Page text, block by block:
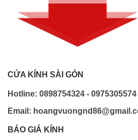
CỬA KÍNH SÀI GÒN
Hotline: 0898754324 - 0975305574
Email:
BÁO GIÁ KÍNH